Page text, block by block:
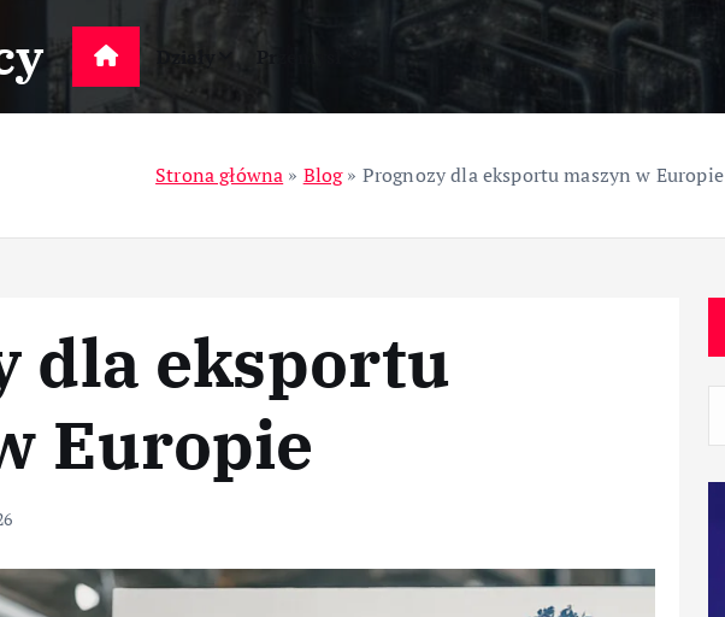
Przemysł
Strona główna » Blog» Prognozy dla eksportu maszyn w Europie
dla eksportu
Europie